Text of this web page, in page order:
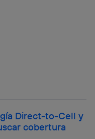
Direct-to-Cell y
cobertura